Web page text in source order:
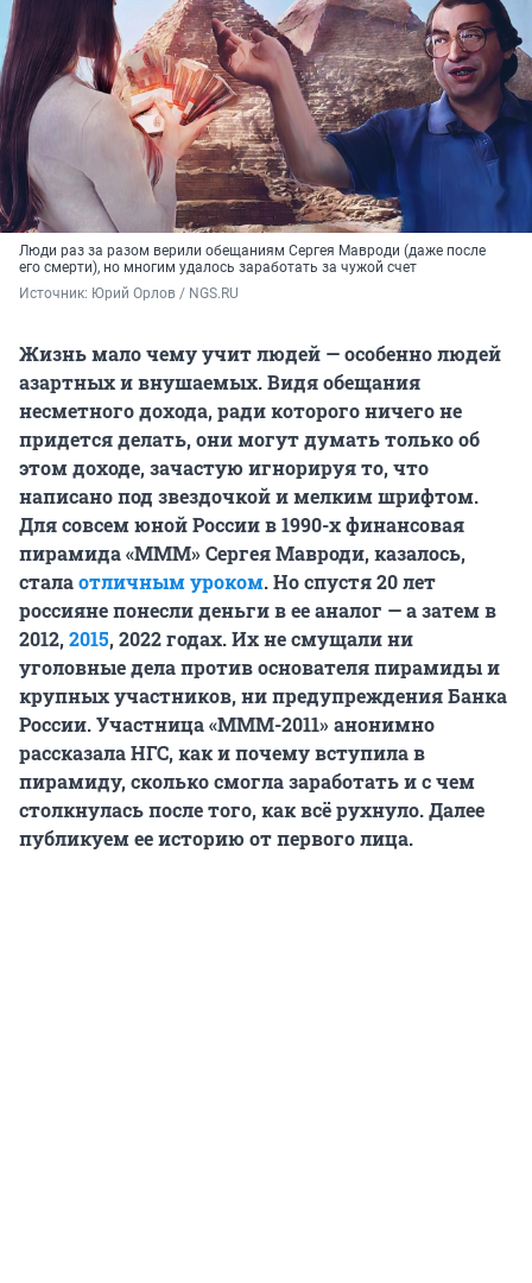
Люди раз за разом верили обещаниям Сергея Мавроди (даже после
его смерти), но многим удалось заработать за чужой счет
Источник: Юрий Орлов / NGS.RU
Жизнь мало чему учит людей — особенно людей
азартных и внушаемых. Видя обещания
несметного дохода, ради которого ничего не
придется делать, они могут думать только об
этом доходе, зачастую игнорируя то, что
написано под звездочкой и мелким шрифтом.
Для совсем юной России в 1990-х финансовая
пирамида «МММ» Сергея Мавроди, казалось,
сталаотличным уроком. Но спустя 20 лет
россияне понесли деньги в ее аналог — а затем в
2012,2015, 2022 годах. Их не смущали ни
уголовные дела против основателя пирамиды и
крупных участников, ни предупреждения Банка
России. Участница «МММ-2011» анонимно
рассказала НГС, как и почему вступила в
пирамиду, сколько смогла заработать и с чем
столкнулась после того, как всё рухнуло. Далее
публикуем ее историю от первого лица.